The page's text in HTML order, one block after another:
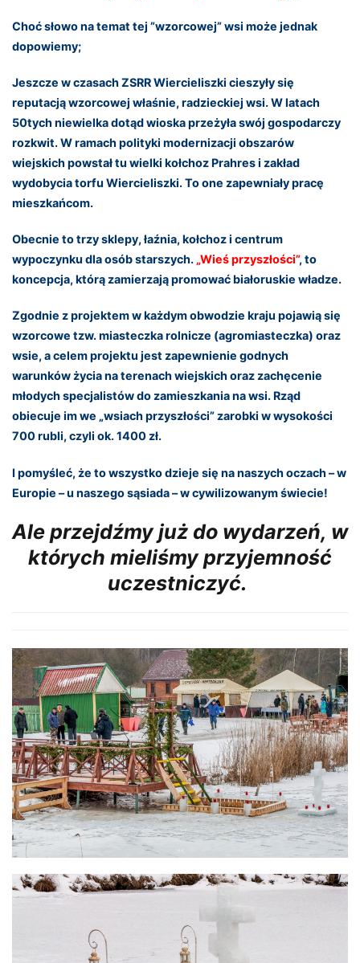
Choć słowo na temat tej ”wzorcowej” wsi może jednak
dopowiemy;
Jeszcze w czasach ZSRR Wiercieliszki cieszyły się
reputacją wzorcowej właśnie, radzieckiej wsi. W latach
50tych niewielka dotąd wioska przeżyła swój gospodarczy
rozkwit. W ramach polityki modernizacji obszarów
wiejskich powstał tu wielki kołchoz Prahres i zakład
wydobycia torfu Wiercieliszki. To one zapewniały pracę
mieszkańcom.
Obecnie to trzy sklepy, łaźnia, kołchoz i centrum
wypoczynku dla osób starszych. „Wieś przyszłości”, to
koncepcja, którą zamierzają promować białoruskie władze.
Zgodnie z projektem w każdym obwodzie kraju pojawią się
wzorcowe tzw. miasteczka rolnicze (agromiasteczka) oraz
wsie, a celem projektu jest zapewnienie godnych
warunków życia na terenach wiejskich oraz zachęcenie
młodych specjalistów do zamieszkania na wsi. Rząd
obiecuje im we „wsiach przyszłości” zarobki w wysokości
700 rubli, czyli ok. 1400 zł.
I pomyśleć, że to wszystko dzieje się na naszych oczach – w
Europie – u naszego sąsiada – w cywilizowanym świecie!
Ale przejdźmy już do wydarzeń, w
których mieliśmy przyjemność
uczestniczyć.